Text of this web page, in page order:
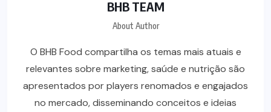
BHB TEAM
About Author
O BHB Food compartilha os temas mais atuais e
relevantes sobre marketing, saúde e nutrição são
apresentados por players renomados e engajados
no mercado, disseminando conceitos e ideias